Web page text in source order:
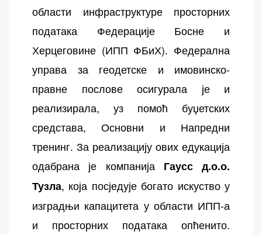
области инфраструктуре просторних
података Федерације Босне и
Херцеговине (ИПП ФБиХ). Федерална
управа за геодетске и имовинско-
правне послове осигурала је и
реализирала, уз помоћ буџетских
средстава, Основни и Напредни
тренинг. За реализацију ових едукација
одабрана је компанија Гаусс д.о.о.
Тузла, која посједује богато искуство у
изградњи капацитета у области ИПП-а
и просторних података опћенито.